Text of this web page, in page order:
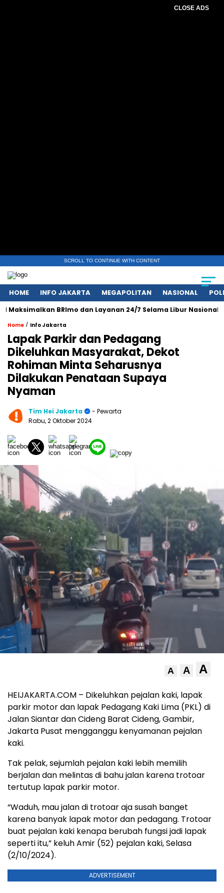
CLOSE ADS
SCROLL TO CONTINUE WITH CONTENT
HOME INFO JAKARTA MEGAPOLITAN NASIONAL
BRImo dan Layanan 24/7 Selama Libur Nasional 1
Home / Info Jakarta
Lapak Parkir dan Pedagang
Dikeluhkan Masyarakat, Dekot
Rohiman Minta Seharusnya
Dilakukan Penataan Supaya
Nyaman
Tim Hei Jakarta
- Pewarta
Rabu, 2 Oktober 2024
A A A
HEIJAKARTA.COM – Dikeluhkan pejalan kaki, lapak
parkir motor dan lapak Pedagang Kaki Lima (PKL) di
Jalan Siantar dan Cideng Barat Cideng, Gambir,
Jakarta Pusat mengganggu kenyamanan pejalan
kaki.
Tak pelak, sejumlah pejalan kaki lebih memilih
berjalan dan melintas di bahu jalan karena trotoar
tertutup lapak parkir motor.
“Waduh, mau jalan di trotoar aja susah banget
karena banyak lapak motor dan pedagang. Trotoar
buat pejalan kaki kenapa berubah fungsi jadi lapak
seperti itu,” keluh Amir (52) pejalan kaki, Selasa
(2/10/2024).
ADVERTISEMENT